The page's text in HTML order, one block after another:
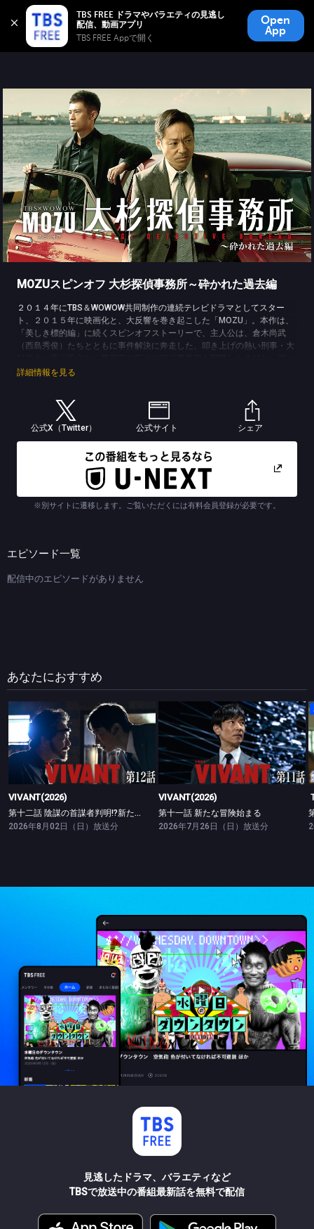
TBS FREE ドラマやバラエティの見逃し
TBS FREE Appで開く
Open
App
TBS FREE
無料見逃し配信
MOZUスピンオフ 大杉探偵事務所～砕かれた過去編
２０１４年にTBS＆WOWOW共同制作の連続テレビドラマとしてスター
ト、２０１５年に映画化と、大反響を巻き起こした「MOZU」。本作は、
「美しき標的編」に続くスピンオフストーリーで、主人公は、倉木尚武
（西島秀俊）たちとともに事件解決に奔走した、叩き上げの熱い刑事・大
包まれた施設を調査する中で、自身が警察を辞めるきっかけとなった理由
【あらすじ】
元警視庁捜査一課の敏腕刑事で、今は探偵業を営む大杉（香川照之）。い
まだ軌道に乗らない大杉探偵事務所に、お天気キャスターの小池リサ（早
見あかり）が依頼に訪れる。依頼内容は、１８年前に死んだはずの双子の
妹・リナ（早見あかり・２役）の捜索。送り主不明で送られてきた映像
に、施設の１室で獣のように一変しカウンセラーを襲うリナの姿が映って
いたのだ。リサはリナがどこかで生きていると確信していた。そして１年
前に両親を殺害した犯人が妹だとも…。リサの両親は、廃墟となった大学
病院の研究所で何者かに殺された後、心臓をえぐり取られていた。一方、
となった事件…後輩刑事の三島彰文（桐谷健太）と共に追った、新谷宏美
の模倣犯による悲惨な連続殺人事件の記憶だった。
詳細情報を見る
公式X（Twitter） 公式サイト シェア
※別サイトに遷移します。ご覧いただくには有料会員登録が必要です。
エピソード一覧
配信中のエピソードがありません
あなたにおすすめ
VIVANT(2026)
VIVANT(2026)
第十二話 陰謀の首謀者判明!?新たな仲間との対峙
2026年8月02日（日）放送分
VIVANT(2026)
第十一話 新たな冒険始まる
VIVANT(2026)
第十一話 新たな冒険始まる
2026年7月26日（日）放送分
見逃したドラマ、バラエティなど
TBSで放送中の番組最新話を無料で配信